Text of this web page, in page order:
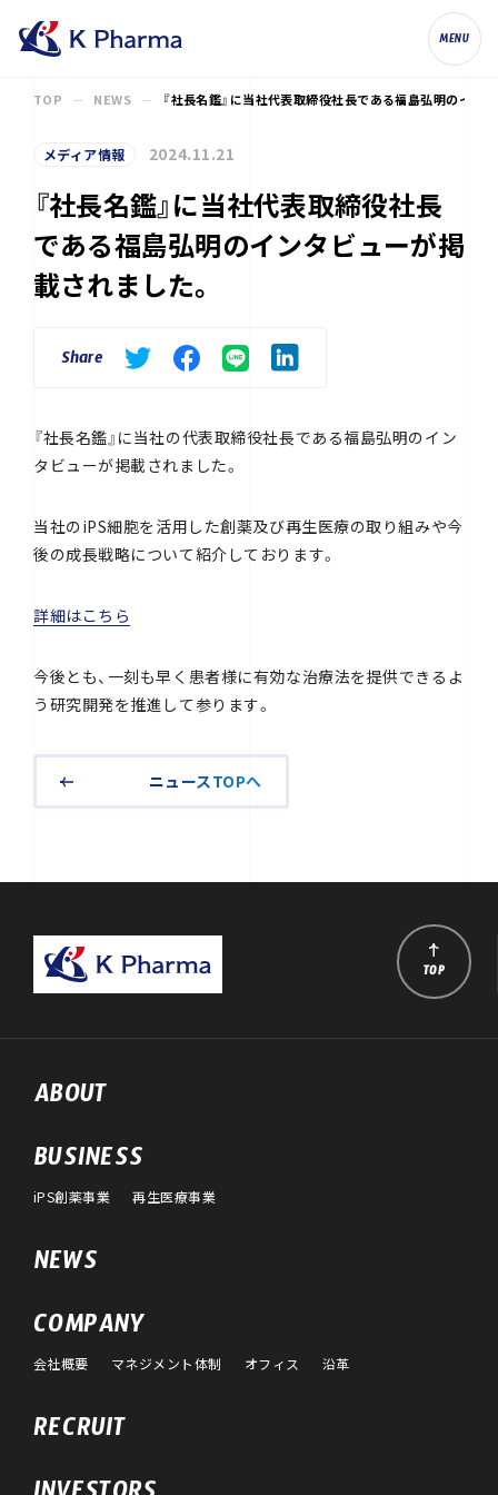
株式会社ケイファーマ（K Pharma, Inc.
MENU
TOP NEWS 『社長名鑑』に当社代表取締役社長である福島弘明のイン
メディア情報 2024.11.21
『社長名鑑』に当社代表取締役社長
である福島弘明のインタビューが掲
載されました。
Share
『社長名鑑』に当社の代表取締役社長である福島弘明のイン
タビューが掲載されました。
当社のiPS細胞を活用した創薬及び再生医療の取り組みや今
後の成長戦略について紹介しております。
詳細はこちら
今後とも、一刻も早く患者様に有効な治療法を提供できるよ
う研究開発を推進して参ります。
ニュースTOPへ
ABOUT
BUSINESS
iPS創薬事業 再生医療事業
NEWS
COMPANY
会社概要 マネジメント体制 オフィス 沿革
RECRUIT
TOP